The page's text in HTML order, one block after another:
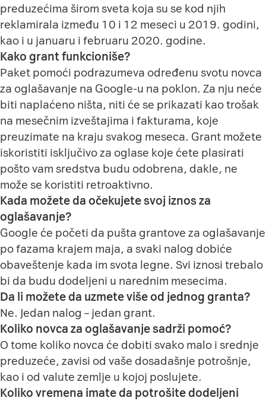
preduzećima širom sveta koja su se kod njih
reklamirala između 10 i 12 meseci u 2019. godini,
kao i u januaru i februaru 2020. godine.
Kako grant funkcioniše?
Paket pomoći podrazumeva određenu svotu novca
za oglašavanje na Google-u na poklon. Za nju neće
biti naplaćeno ništa, niti će se prikazati kao trošak
na mesečnim izveštajima i fakturama, koje
preuzimate na kraju svakog meseca. Grant možete
iskoristiti isključivo za oglase koje ćete plasirati
pošto vam sredstva budu odobrena, dakle, ne
može se koristiti retroaktivno.
Kada možete da očekujete svoj iznos za
oglašavanje?
Google će početi da pušta grantove za oglašavanje
po fazama krajem maja, a svaki nalog dobiće
obaveštenje kada im svota legne. Svi iznosi trebalo
bi da budu dodeljeni u narednim mesecima.
Da li možete da uzmete više od jednog granta?
Ne. Jedan nalog – jedan grant.
Koliko novca za oglašavanje sadrži pomoć?
O tome koliko novca će dobiti svako malo i srednje
preduzeće, zavisi od vaše dosadašnje potrošnje,
kao i od valute zemlje u kojoj poslujete.
Koliko vremena imate da potrošite dodeljeni